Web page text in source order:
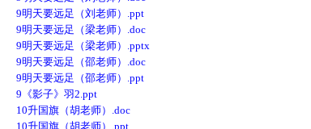
9明天要远足（刘老师）.ppt
9明天要远足（梁老师）.doc
9明天要远足（梁老师）.pptx
9明天要远足（邵老师）.doc
9明天要远足（邵老师）.ppt
9《影子》羽2.ppt
10升国旗（胡老师）.doc
10升国旗（胡老师）.ppt